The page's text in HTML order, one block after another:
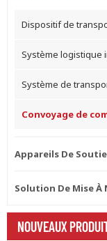
Dispositif de
Système logistique
Système de
Convoyage de
Appareils De
Solution De Mise À
NOUVEAUX